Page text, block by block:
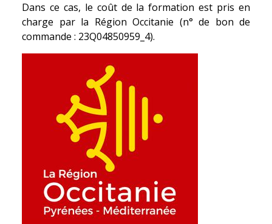
Dans ce cas, le coût de la formation est pris en
charge par la Région Occitanie (n° de bon de
commande : 23Q04850959_4).